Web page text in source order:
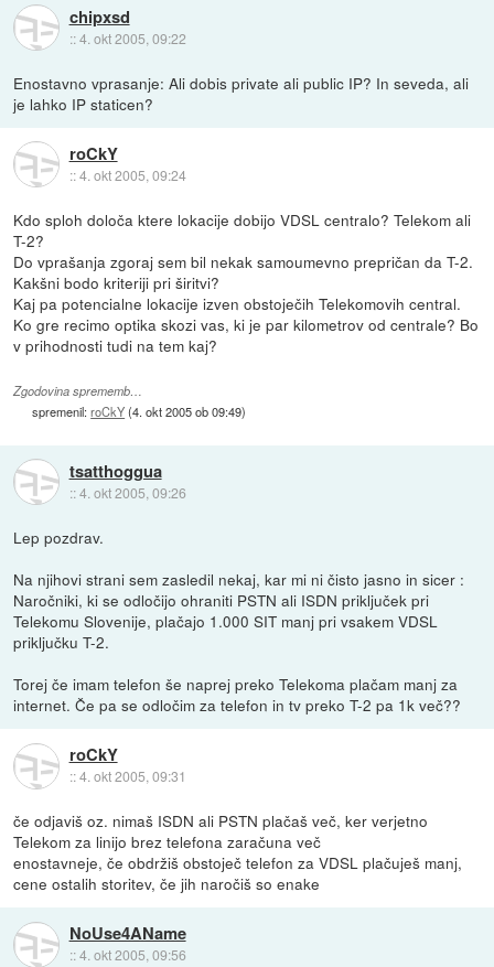
chipxsd
::4. okt 2005, 09:22
Enostavno vprasanje: Ali dobis private ali public IP? In seveda, ali
je lahko IP staticen?
roCkY
::4. okt 2005, 09:24
Kdo sploh določa ktere lokacije dobijo VDSL centralo? Telekom ali
T-2?
Do vprašanja zgoraj sem bil nekak samoumevno prepričan da T-2.
Kakšni bodo kriteriji pri širitvi?
Kaj pa potencialne lokacije izven obstoječih Telekomovih central.
Ko gre recimo optika skozi vas, ki je par kilometrov od centrale? Bo
v prihodnosti tudi na tem kaj?
Zgodovina sprememb…
spremenil:roCkY(4. okt 2005 ob 09:49)
tsatthoggua
::4. okt 2005, 09:26
Lep pozdrav.
Na njihovi strani sem zasledil nekaj, kar mi ni čisto jasno in sicer :
Naročniki, ki se odločijo ohraniti PSTN ali ISDN priključek pri
Telekomu Slovenije, plačajo 1.000 SIT manj pri vsakem VDSL
priključku T-2.
Torej če imam telefon še naprej preko Telekoma plačam manj za
internet. Če pa se odločim za telefon in tv preko T-2 pa 1k več??
roCkY
::4. okt 2005, 09:31
če odjaviš oz. nimaš ISDN ali PSTN plačaš več, ker verjetno
Telekom za linijo brez telefona zaračuna več
enostavneje, če obdržiš obstoječ telefon za VDSL plačuješ manj,
cene ostalih storitev, če jih naročiš so enake
NoUse4AName
::4. okt 2005, 09:56